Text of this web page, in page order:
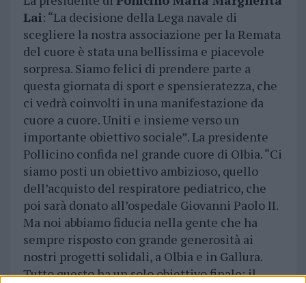
Lai: “La decisione della Lega navale di
scegliere la nostra associazione per la Remata
del cuore è stata una bellissima e piacevole
sorpresa. Siamo felici di prendere parte a
questa giornata di sport e spensieratezza, che
ci vedrà coinvolti in una manifestazione da
cuore a cuore. Uniti e insieme verso un
importante obiettivo sociale”. La presidente
Pollicino confida nel grande cuore di Olbia. “Ci
siamo posti un obiettivo ambizioso, quello
dell’acquisto del respiratore pediatrico, che
poi sarà donato all’ospedale Giovanni Paolo II.
Ma noi abbiamo fiducia nella gente che ha
sempre risposto con grande generosità ai
nostri progetti solidali, a Olbia e in Gallura.
Tutto questo ha un solo obiettivo finale: il